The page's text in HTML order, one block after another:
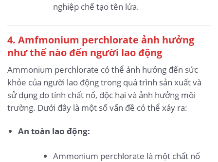
nghiệp chế tạo tên lửa.
4. Amfmonium perchlorate ảnh hưởng
như thế nào đến người lao động
Ammonium perchlorate có thể ảnh hưởng đến sức
khỏe của người lao động trong quá trình sản xuất và
sử dụng do tính chất nổ, độc hại và ảnh hưởng môi
trường. Dưới đây là một số vấn đề có thể xảy ra:
An toàn lao động:
Ammonium perchlorate là một chất nổ